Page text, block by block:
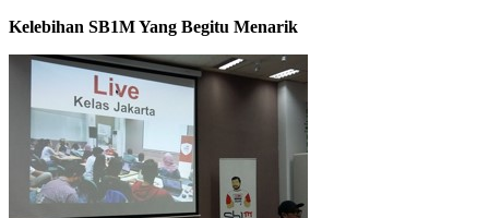
Kelebihan SB1M Yang Begitu Menarik